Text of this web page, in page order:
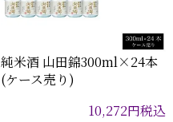
純米酒 山田錦300ml×24本
(ケース売り)
10,272円税込